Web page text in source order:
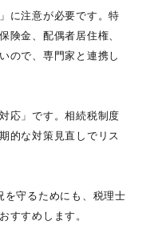
に注意が必要です。特
険金、配偶者居住権、
ので、専門家と連携し
応」です。相続税制度
的な対策見直しでリス
を守るためにも、税理士
すすめします。